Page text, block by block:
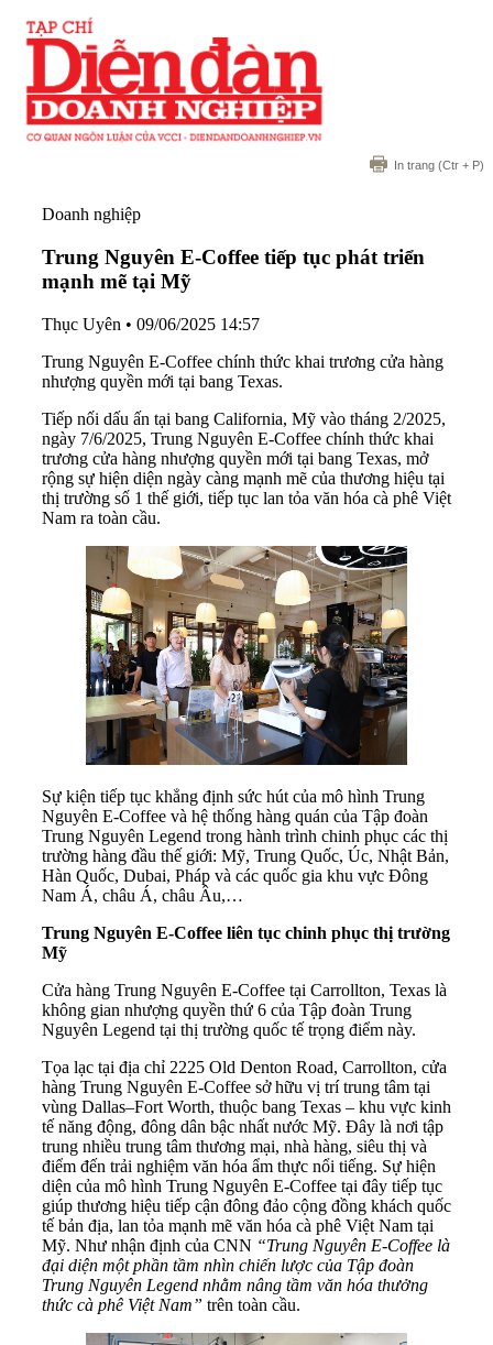
In trang (Ctr + P)
Doanh nghiệp
Trung Nguyên E-Coffee tiếp tục phát triển
mạnh mẽ tại Mỹ
Thục Uyên • 09/06/2025 14:57
Trung Nguyên E-Coffee chính thức khai trương cửa hàng
nhượng quyền mới tại bang Texas.
Tiếp nối dấu ấn tại bang California, Mỹ vào tháng 2/2025,
ngày 7/6/2025, Trung Nguyên E-Coffee chính thức khai
trương cửa hàng nhượng quyền mới tại bang Texas, mở
rộng sự hiện diện ngày càng mạnh mẽ của thương hiệu tại
thị trường số 1 thế giới, tiếp tục lan tỏa văn hóa cà phê Việt
Nam ra toàn cầu.
Sự kiện tiếp tục khẳng định sức hút của mô hình Trung
Nguyên E-Coffee và hệ thống hàng quán của Tập đoàn
Trung Nguyên Legend trong hành trình chinh phục các thị
trường hàng đầu thế giới: Mỹ, Trung Quốc, Úc, Nhật Bản,
Hàn Quốc, Dubai, Pháp và các quốc gia khu vực Đông
Nam Á, châu Á, châu Âu,…
Trung Nguyên E-Coffee liên tục chinh phục thị trường
Mỹ
Cửa hàng Trung Nguyên E-Coffee tại Carrollton, Texas là
không gian nhượng quyền thứ 6 của Tập đoàn Trung
Nguyên Legend tại thị trường quốc tế trọng điểm này.
Tọa lạc tại địa chỉ 2225 Old Denton Road, Carrollton, cửa
hàng Trung Nguyên E-Coffee sở hữu vị trí trung tâm tại
vùng Dallas–Fort Worth, thuộc bang Texas – khu vực kinh
tế năng động, đông dân bậc nhất nước Mỹ. Đây là nơi tập
trung nhiều trung tâm thương mại, nhà hàng, siêu thị và
điểm đến trải nghiệm văn hóa ẩm thực nổi tiếng. Sự hiện
diện của mô hình Trung Nguyên E-Coffee tại đây tiếp tục
giúp thương hiệu tiếp cận đông đảo cộng đồng khách quốc
tế bản địa, lan tỏa mạnh mẽ văn hóa cà phê Việt Nam tại
Mỹ. Như nhận định của CNN “Trung Nguyên E-Coffee là
đại diện một phần tầm nhìn chiến lược của Tập đoàn
Trung Nguyên Legend nhằm nâng tầm văn hóa thưởng
thức cà phê Việt Nam” trên toàn cầu.